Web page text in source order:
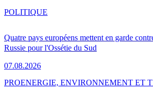
Quatre pays européens mettent en garde
Russie pour l'Ossétie du Sud
07.08.2026
POLITIQUE
PROENERGIE, ENVIRONNEMENT ET